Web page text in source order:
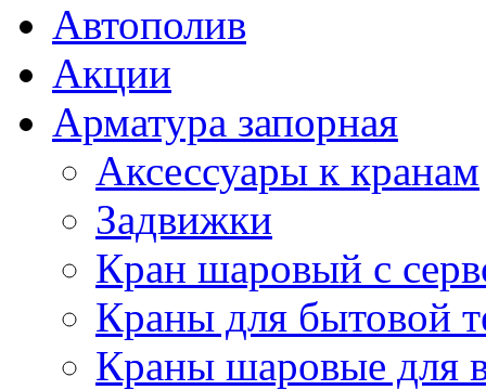
Автополив
Акции
Арматура запорная
Аксессуары к кранам
Задвижки
Кран шаровый с
Краны для бытовой
Краны шаровые для